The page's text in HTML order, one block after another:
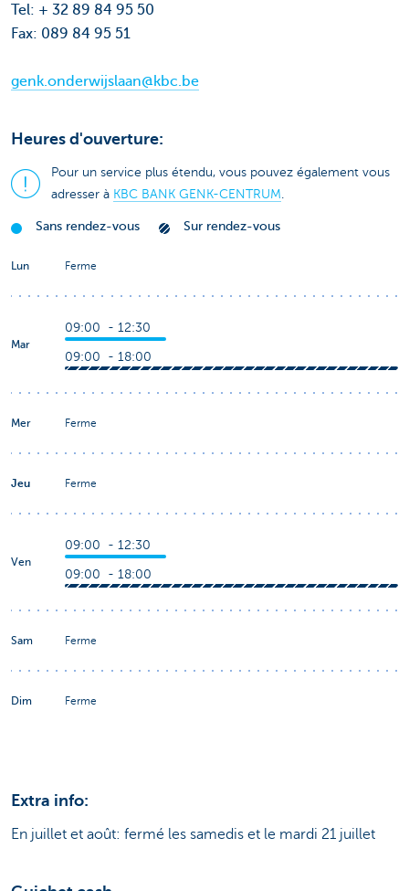
Tel: + 32 89 84 95 50
Fax: 089 84 95 51
genk.onderwijslaan@kbc.be
Heures d'ouverture:
Pour un service plus étendu, vous pouvez également vous
adresser à KBC BANK GENK-CENTRUM.
Sans rendez-vous Sur rendez-vous
Lun Ferme
Mar
09:00 - 12:30
09:00 - 18:00
Mer Ferme
Jeu Ferme
Ven
09:00 - 12:30
09:00 - 18:00
Sam Ferme
Dim Ferme
Extra info:
En juillet et août: fermé les samedis et le mardi 21 juillet